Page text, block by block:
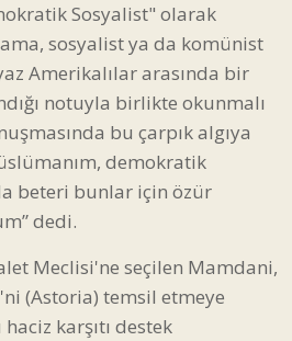
Sosyalist" olarak
sosyalist ya da komünist
Amerikalılar arasında bir
notuyla birlikte okunmalı
bu çarpık algıya
demokratik
beteri bunlar için özür
dedi.
Meclisi'ne seçilen Mamdani,
(Astoria) temsil etmeye
karşıtı destek